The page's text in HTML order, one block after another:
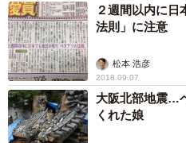
２週間以内に日
法則」に注意
松本 浩彦
2018.09.07
大阪北部地震…
くれた娘